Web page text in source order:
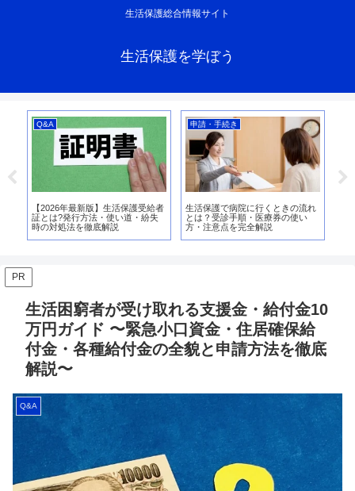
生活保護総合情報サイト
生活保護を学ぼう
Q&A
【2026年最新版】生活保護受給者
証とは?発行方法・使い道・紛失
時の対処法を徹底解説
申請・手続き
生活保護で病院に行くときの流れ
とは？受診手順・医療券の使い
方・注意点を完全解説
PR
生活困窮者が受け取れる支援金・給付金10
万円ガイド 〜緊急小口資金・住居確保給
付金・各種給付金の全貌と申請方法を徹底
解説〜
Q&A